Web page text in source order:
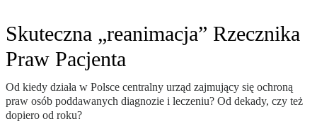
Skuteczna „reanimacja” Rzecznika
Praw Pacjenta
Od kiedy działa w Polsce centralny urząd zajmujący się ochroną
praw osób poddawanych diagnozie i leczeniu? Od dekady, czy też
dopiero od roku?